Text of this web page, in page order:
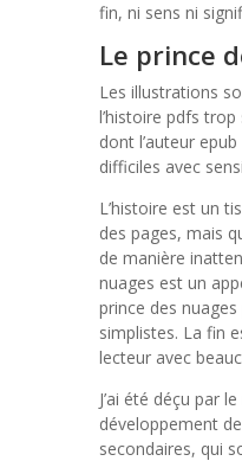
fin, ni sens ni
Le prince
Les illustrations
l’histoire pdfs trop
dont l’auteur
difficiles avec
L’histoire est un
des pages, mais
de manière
nuages est un
prince des
simplistes. La fin
lecteur avec
J’ai été déçu par
développement
secondaires, qui